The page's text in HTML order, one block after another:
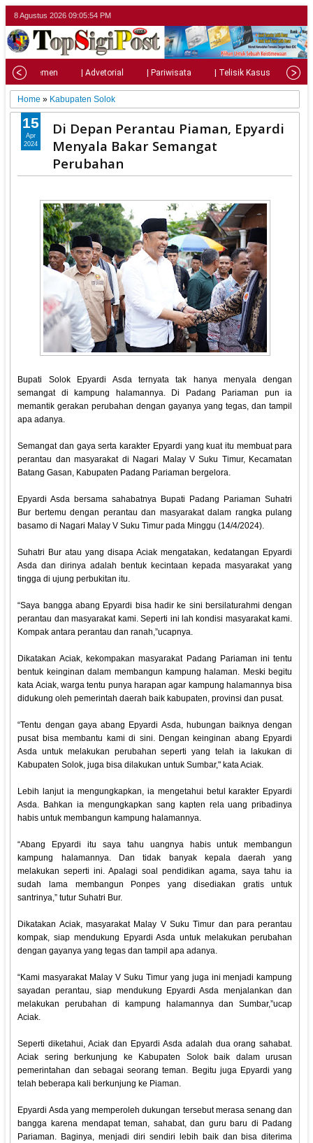
8 Agustus 2026 09:05:55 PM
| Parlemen | Advetorial | Pariwisata | Telisik Kasus |
Home » Kabupaten Solok
Di Depan Perantau Piaman, Epyardi
Menyala Bakar Semangat
Perubahan
Bupati Solok Epyardi Asda ternyata tak hanya menyala dengan
semangat di kampung halamannya. Di Padang Pariaman pun ia
memantik gerakan perubahan dengan gayanya yang tegas, dan tampil
apa adanya.
Semangat dan gaya serta karakter Epyardi yang kuat itu membuat para
perantau dan masyarakat di Nagari Malay V Suku Timur, Kecamatan
Batang Gasan, Kabupaten Padang Pariaman bergelora.
Epyardi Asda bersama sahabatnya Bupati Padang Pariaman Suhatri
Bur bertemu dengan perantau dan masyarakat dalam rangka pulang
basamo di Nagari Malay V Suku Timur pada Minggu (14/4/2024).
Suhatri Bur atau yang disapa Aciak mengatakan, kedatangan Epyardi
Asda dan dirinya adalah bentuk kecintaan kepada masyarakat yang
tingga di ujung perbukitan itu.
“Saya bangga abang Epyardi bisa hadir ke sini bersilaturahmi dengan
perantau dan masyarakat kami. Seperti ini lah kondisi masyarakat kami.
Kompak antara perantau dan ranah,”ucapnya.
Dikatakan Aciak, kekompakan masyarakat Padang Pariaman ini tentu
bentuk keinginan dalam membangun kampung halaman. Meski begitu
kata Aciak, warga tentu punya harapan agar kampung halamannya bisa
didukung oleh pemerintah daerah baik kabupaten, provinsi dan pusat.
“Tentu dengan gaya abang Epyardi Asda, hubungan baiknya dengan
pusat bisa membantu kami di sini. Dengan keinginan abang Epyardi
Asda untuk melakukan perubahan seperti yang telah ia lakukan di
Kabupaten Solok, juga bisa dilakukan untuk Sumbar," kata Aciak.
Lebih lanjut ia mengungkapkan, ia mengetahui betul karakter Epyardi
Asda. Bahkan ia mengungkapkan sang kapten rela uang pribadinya
habis untuk membangun kampung halamannya.
“Abang Epyardi itu saya tahu uangnya habis untuk membangun
kampung halamannya. Dan tidak banyak kepala daerah yang
melakukan seperti ini. Apalagi soal pendidikan agama, saya tahu ia
sudah lama membangun Ponpes yang disediakan gratis untuk
santrinya,” tutur Suhatri Bur.
Dikatakan Aciak, masyarakat Malay V Suku Timur dan para perantau
kompak, siap mendukung Epyardi Asda untuk melakukan perubahan
dengan gayanya yang tegas dan tampil apa adanya.
“Kami masyarakat Malay V Suku Timur yang juga ini menjadi kampung
sayadan perantau, siap mendukung Epyardi Asda menjalankan dan
melakukan perubahan di kampung halamannya dan Sumbar,”ucap
Aciak.
Seperti diketahui, Aciak dan Epyardi Asda adalah dua orang sahabat.
Aciak sering berkunjung ke Kabupaten Solok baik dalam urusan
pemerintahan dan sebagai seorang teman. Begitu juga Epyardi yang
telah beberapa kali berkunjung ke Piaman.
Epyardi Asda yang memperoleh dukungan tersebut merasa senang dan
bangga karena mendapat teman, sahabat, dan guru baru di Padang
Pariaman. Baginya, menjadi diri sendiri lebih baik dan bisa diterima
15
Apr
2024